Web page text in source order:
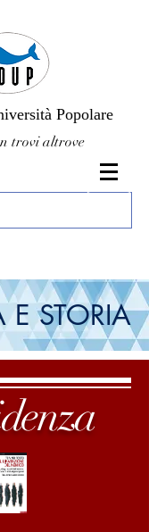
Popolare
trovi altrove
E STORIA